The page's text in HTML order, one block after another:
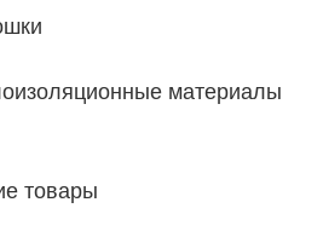
материалы
товары